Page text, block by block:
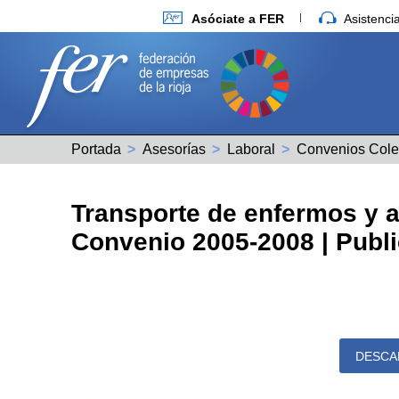
Asóciate a FER
Portada Asesorías Laboral Convenios
Transporte de enfermos y
Convenio 2005-2008 |